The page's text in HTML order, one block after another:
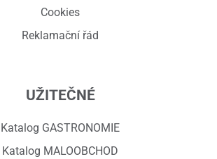
Cookies
Reklamační řád
UŽITEČNÉ
Katalog GASTRONOMIE
Katalog MALOOBCHOD